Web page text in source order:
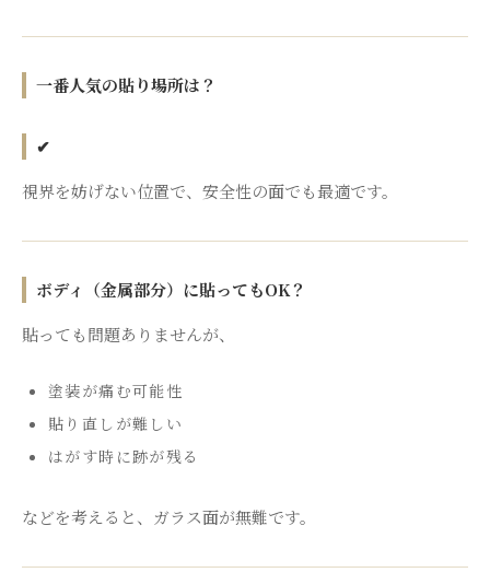
一番人気の貼り場所は？
✔
視界を妨げない位置で、安全性の面でも最適です。
ボディ（金属部分）に貼ってもOK？
貼っても問題ありませんが、
塗装が痛む可能性
貼り直しが難しい
はがす時に跡が残る
などを考えると、ガラス面が無難です。